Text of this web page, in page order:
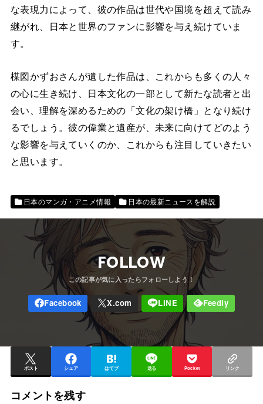
な表現力によって、彼の作品は世代や国境を超えて読み
継がれ、日本と世界のファンに影響を与え続けていま
す。
楳図かずおさんが遺した作品は、これからも多くの人々
の心に生き続け、日本文化の一部として新たな読者と出
会い、理解を深めるための「文化の架け橋」となり続け
るでしょう。彼の偉業と遺産が、未来に向けてどのよう
な影響を与えていくのか、これからも注目していきたい
と思います。
日本のマンガ・アニメ情報 日本の最新ニュースを解説
FOLLOW
ポスト シェア はてブ 送る Pocket リンク
コメントを残す